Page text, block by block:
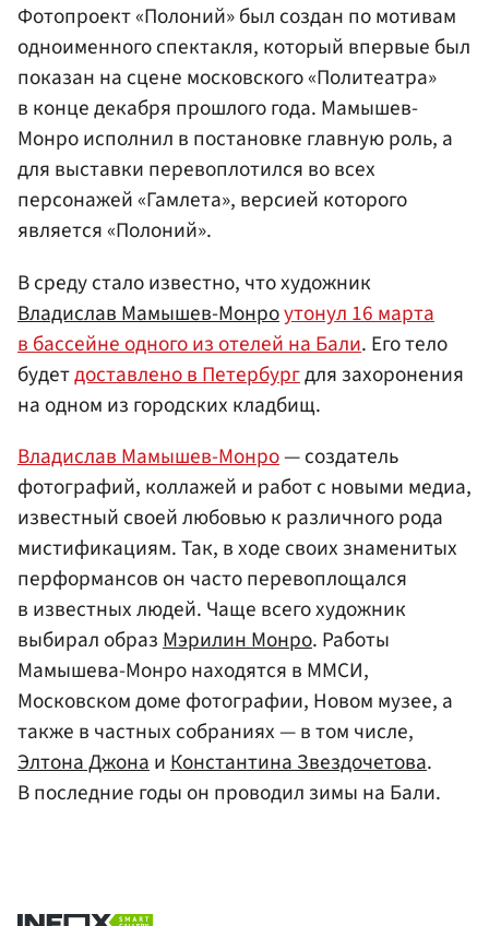
Фотопроект «Полоний» был создан по мотивам
одноименного спектакля, который впервые был
показан на сцене московского «Политеатра»
в конце декабря прошлого года. Мамышев-
Монро исполнил в постановке главную роль, а
для выставки перевоплотился во всех
персонажей «Гамлета», версией которого
является «Полоний».
В среду стало известно, что художник
Владислав Мамышев-Монроутонул 16 марта
в бассейне одного из отелей на Бали. Его тело
будетдоставлено в Петербургдля захоронения
на одном из городских кладбищ.
Владислав Мамышев-Монро— создатель
фотографий, коллажей и работ с новыми медиа,
известный своей любовью к различного рода
мистификациям. Так, в ходе своих знаменитых
перформансов он часто перевоплощался
в известных людей. Чаще всего художник
выбирал образМэрилин Монро. Работы
Мамышева-Монро находятся в ММСИ,
Московском доме фотографии, Новом музее, а
также в частных собраниях — в том числе,
Элтона ДжонаиКонстантина Звездочетова.
В последние годы он проводил зимы на Бали.